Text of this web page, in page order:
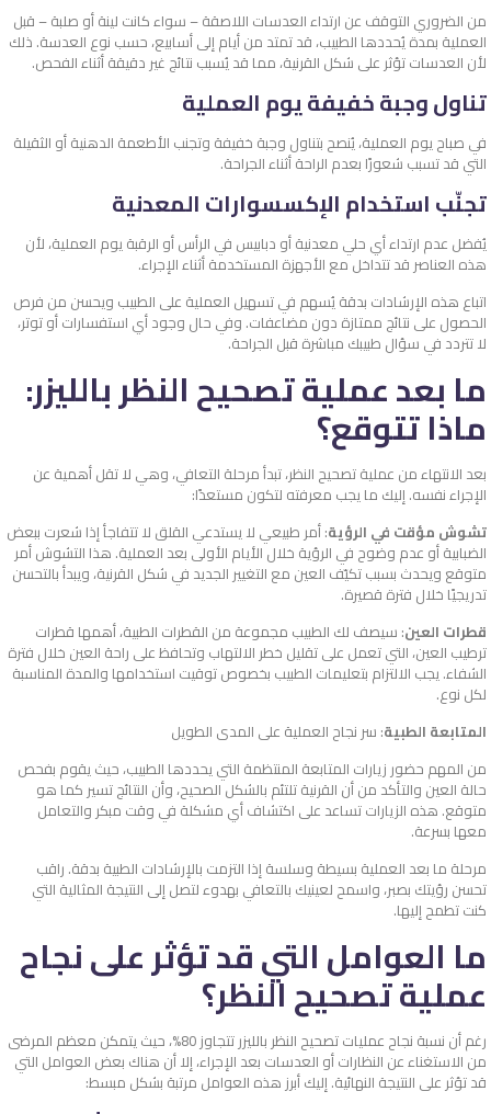
من الضروري التوقف عن ارتداء العدسات اللاصقة – سواء كانت لينة أو صلبة – قبل
العملية بمدة يُحددها الطبيب، قد تمتد من أيام إلى أسابيع، حسب نوع العدسة. ذلك
لأن العدسات تؤثر على شكل القرنية، مما قد يُسبب نتائج غير دقيقة أثناء الفحص.
تناول وجبة خفيفة يوم العملية
في صباح يوم العملية، يُنصح بتناول وجبة خفيفة وتجنب الأطعمة الدهنية أو الثقيلة
التي قد تسبب شعورًا بعدم الراحة أثناء الجراحة.
تجنّب استخدام الإكسسوارات المعدنية
يُفضل عدم ارتداء أي حلي معدنية أو دبابيس في الرأس أو الرقبة يوم العملية، لأن
هذه العناصر قد تتداخل مع الأجهزة المستخدمة أثناء الإجراء.
اتباع هذه الإرشادات بدقة يُسهم في تسهيل العملية على الطبيب ويحسن من فرص
الحصول على نتائج ممتازة دون مضاعفات. وفي حال وجود أي استفسارات أو توتر،
لا تتردد في سؤال طبيبك مباشرة قبل الجراحة.
ما بعد عملية تصحيح النظر بالليزر:
ماذا تتوقع؟
بعد الانتهاء من عملية تصحيح النظر، تبدأ مرحلة التعافي، وهي لا تقل أهمية عن
الإجراء نفسه. إليك ما يجب معرفته لتكون مستعدًا:
تشوش مؤقت في الرؤية: أمر طبيعي لا يستدعي القلق لا تتفاجأ إذا شعرت ببعض
الضبابية أو عدم وضوح في الرؤية خلال الأيام الأولى بعد العملية. هذا التشوش أمر
متوقع ويحدث بسبب تكيّف العين مع التغيير الجديد في شكل القرنية، ويبدأ بالتحسن
تدريجيًا خلال فترة قصيرة.
قطرات العين: سيصف لك الطبيب مجموعة من القطرات الطبية، أهمها قطرات
ترطيب العين، التي تعمل على تقليل خطر الالتهاب وتحافظ على راحة العين خلال فترة
الشفاء. يجب الالتزام بتعليمات الطبيب بخصوص توقيت استخدامها والمدة المناسبة
لكل نوع.
المتابعة الطبية: سر نجاح العملية على المدى الطويل
من المهم حضور زيارات المتابعة المنتظمة التي يحددها الطبيب، حيث يقوم بفحص
حالة العين والتأكد من أن القرنية تلتئم بالشكل الصحيح، وأن النتائج تسير كما هو
متوقع. هذه الزيارات تساعد على اكتشاف أي مشكلة في وقت مبكر والتعامل
معها بسرعة.
مرحلة ما بعد العملية بسيطة وسلسة إذا التزمت بالإرشادات الطبية بدقة. راقب
تحسن رؤيتك بصبر، واسمح لعينيك بالتعافي بهدوء لتصل إلى النتيجة المثالية التي
كنت تطمح إليها.
ما العوامل التي قد تؤثر على نجاح
عملية تصحيح النظر؟
رغم أن نسبة نجاح عمليات تصحيح النظر بالليزر تتجاوز 80%، حيث يتمكن معظم المرضى
من الاستغناء عن النظارات أو العدسات بعد الإجراء، إلا أن هناك بعض العوامل التي
قد تؤثر على النتيجة النهائية. إليك أبرز هذه العوامل مرتبة بشكل مبسط: